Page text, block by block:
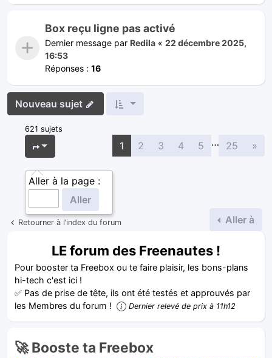
Box reçu ligne pas activé
Dernier message par Redila « 22 décembre 2025,
16:53
Réponses : 16
Nouveau sujet
621 sujets
Page
Aller à la page :
1 2 3 4 5 … 25 »
Retourner à l’index du forum Aller à
LE forum des Freenautes !
Pour booster ta Freebox ou te faire plaisir, les bons-plans
hi-tech c'est ici !
✅ Pas de prise de tête, ils ont été testés et approuvés par
les Membres du forum !
Dernier relevé de prix à 11h12
🚀 Booste ta Freebox